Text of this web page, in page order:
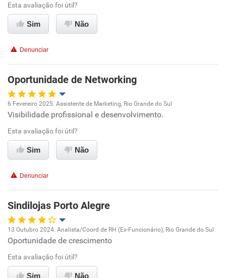
Esta avaliação foi útil?
Sim Não
Denunciar
Oportunidade de Networking
Oportunidade de promoção
Ambiente de trabalho
Benefícios
Recomenda esta empresa
Recomenda a diretoria
6 Fevereiro 2025. Assistente de Marketing, Rio Grande do Sul
Visibilidade profissional e desenvolvimento.
Esta avaliação foi útil?
Sim Não
Denunciar
Sindilojas Porto Alegre
Oportunidade de promoção
Ambiente de trabalho
13 Outubro 2024. Analista/Coord de RH (Ex-Funcionário), Rio Grande do Sul
Oportunidade de crescimento
Esta avaliação foi útil?
Sim Não